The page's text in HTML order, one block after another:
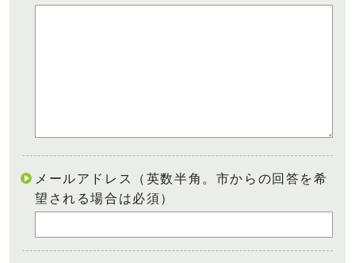
メールアドレス（英数半角。市からの回答を希
望される場合は必須）